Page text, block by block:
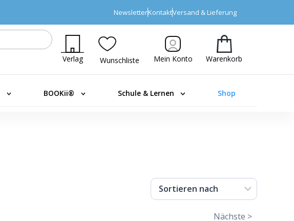
NewsletterKontaktVersand & Lieferung
Verlag Wunschliste Mein Konto Warenkorb
BOOKii® Schule & Lernen Shop
Nächste >